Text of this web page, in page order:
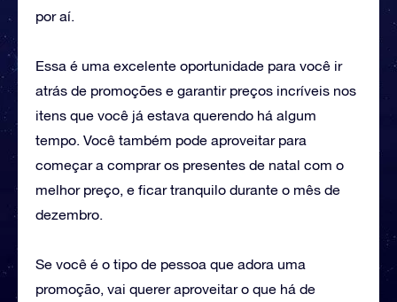
por aí.
Essa é uma excelente oportunidade para você ir
atrás de promoções e garantir preços incríveis nos
itens que você já estava querendo há algum
tempo. Você também pode aproveitar para
começar a comprar os presentes de natal com o
melhor preço, e ficar tranquilo durante o mês de
dezembro.
Se você é o tipo de pessoa que adora uma
promoção, vai querer aproveitar o que há de